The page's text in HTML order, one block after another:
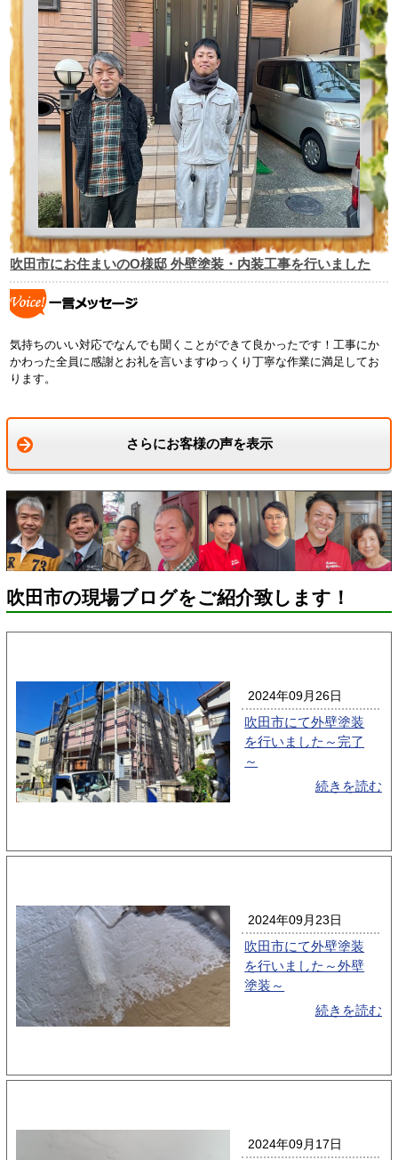
吹田市にお住まいのO様邸 外壁塗装・内装工事を行いました
気持ちのいい対応でなんでも聞くことができて良かったです！工事にか
かわった全員に感謝とお礼を言いますゆっくり丁寧な作業に満足してお
ります。
さらにお客様の声を表示
吹田市の現場ブログをご紹介致します！
2024年09月26日
吹田市にて外壁塗装
を行いました～完了
～
続きを読む
2024年09月23日
吹田市にて外壁塗装
を行いました～外壁
塗装～
続きを読む
2024年09月17日